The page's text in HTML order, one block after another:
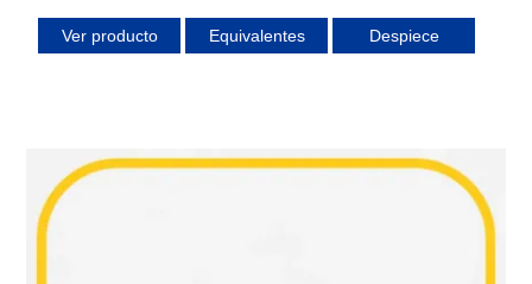
Ver producto Equivalentes Despiece